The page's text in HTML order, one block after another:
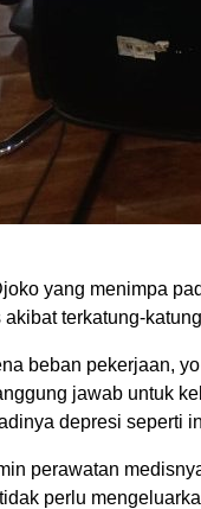
yang menimpa
akibat terkatung-
beban pekerjaan,
jawab untuk
depresi seperti
perawatan
perlu